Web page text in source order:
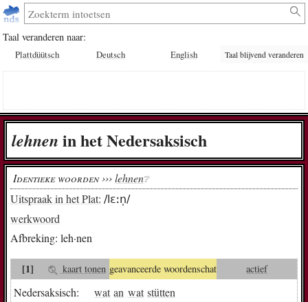
Taal veranderen naar:
Plattdüütsch Deutsch English Taal blijvend veranderen
leh­nen in het Nedersaksisch
Uitspraak in het Plat: /lɛːn̩/
werkwoord
Afbreking: leh·nen
[1] kaart tonen geavanceerde woordenschat actief
Nedersaksisch: wat an wat stütten
Identieke woorden ››› lehnen❔︎